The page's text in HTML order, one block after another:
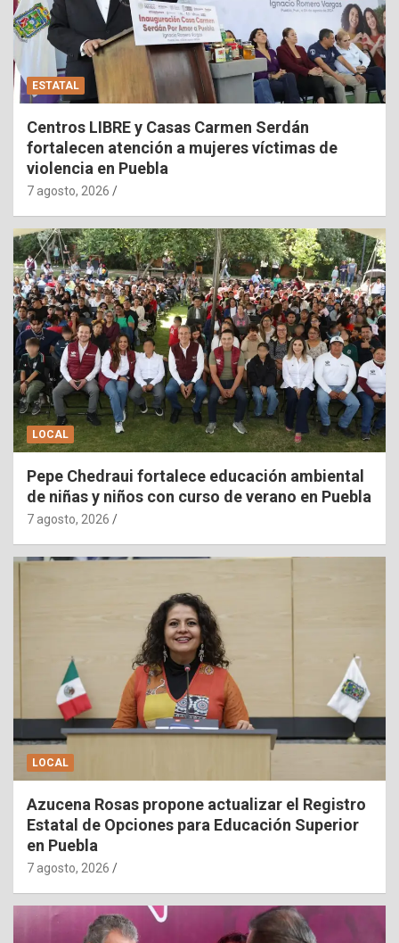
ESTATAL
Centros LIBRE y Casas Carmen Serdán
fortalecen atención a mujeres víctimas de
violencia en Puebla
7 agosto, 2026
LOCAL
Pepe Chedraui fortalece educación ambiental
de niñas y niños con curso de verano en Puebla
7 agosto, 2026
LOCAL
Azucena Rosas propone actualizar el Registro
Estatal de Opciones para Educación Superior
en Puebla
7 agosto, 2026